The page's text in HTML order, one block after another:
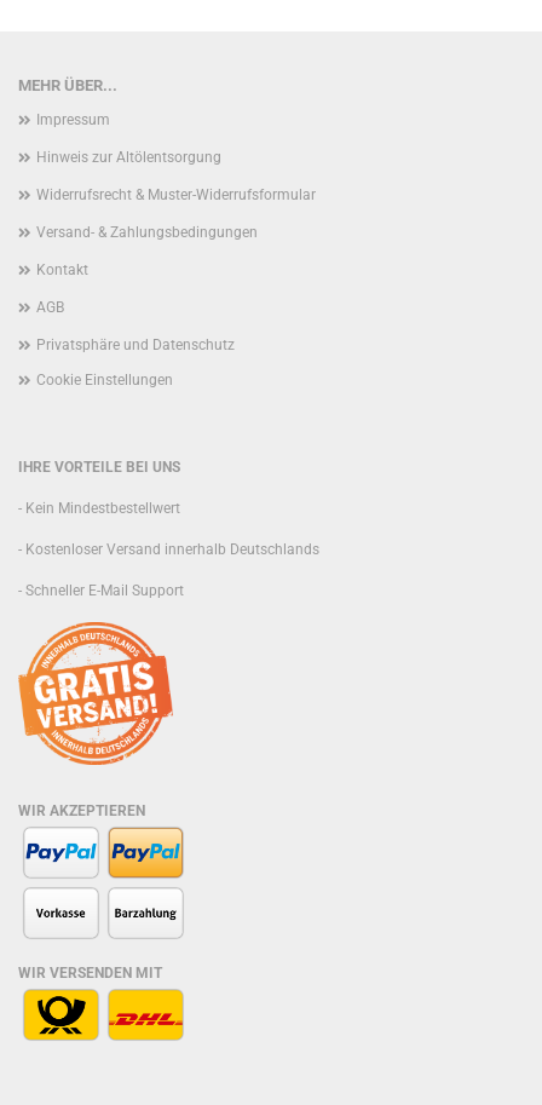
MEHR ÜBER...
Impressum
Hinweis zur Altölentsorgung
Widerrufsrecht & Muster-Widerrufsformular
Versand- & Zahlungsbedingungen
Kontakt
AGB
Privatsphäre und Datenschutz
Cookie Einstellungen
IHRE VORTEILE BEI UNS
- Kein Mindestbestellwert
- Kostenloser Versand innerhalb Deutschlands
- Schneller E-Mail Support
WIR AKZEPTIEREN
WIR VERSENDEN MIT